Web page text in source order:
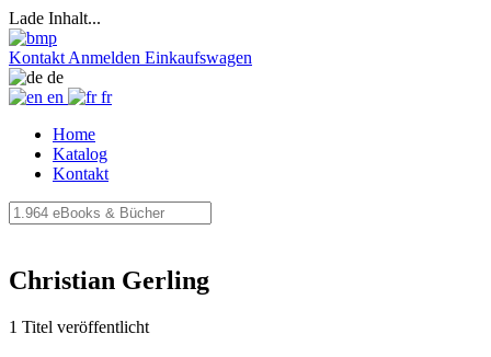
Lade Inhalt...
Kontakt Anmelden Einkaufswagen
de
en
fr
Home
Katalog
Kontakt
Christian Gerling
1 Titel veröffentlicht